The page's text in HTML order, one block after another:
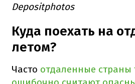
Depositphotos
Куда поехать на
летом?
Часто отдаленные страны